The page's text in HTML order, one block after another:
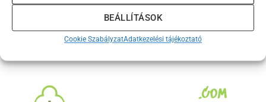
BEÁLLÍTÁSOK
Cookie SzabályzatAdatkezelési tájékoztató
MÁRKÁK